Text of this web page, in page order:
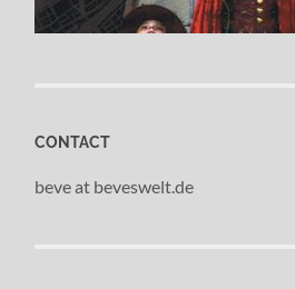
CONTACT
beve at beveswelt.de